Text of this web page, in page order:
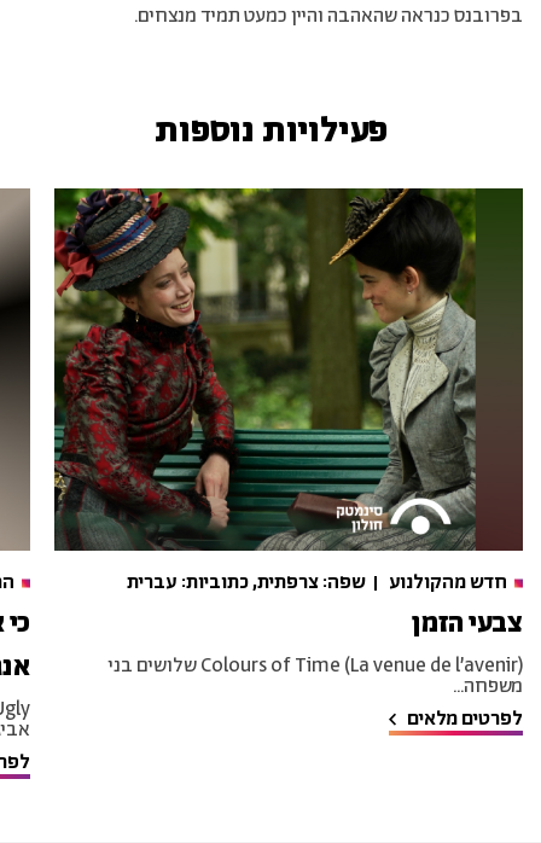
בפרובנס כנראה שהאהבה והיין כמעט תמיד מנצחים.
פעילויות נוספות
חדש מהקולנוע שפה: צרפתית, כתוביות: עברית
צבעי הזמן
Colours of Time (La venue de l’avenir) שלושים בני
משפחה...
לפרטים מלאים